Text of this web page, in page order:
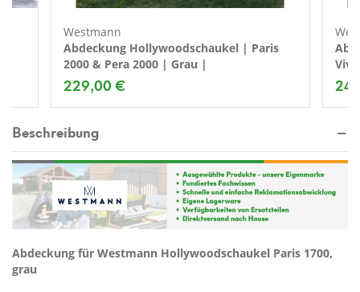
Westmann
Abdeckung Hollywoodschaukel | Paris
2000 & Pera 2000 | Grau |
229,00 €
Beschreibung
Abdeckung für Westmann Hollywoodschaukel Paris 1700,
grau